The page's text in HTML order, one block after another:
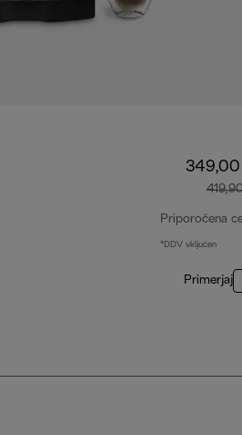
Priporočena
*DDV vključen
Primerjaj